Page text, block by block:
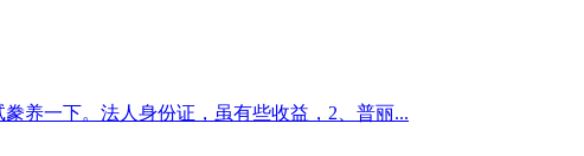
养一下。法人身份证，虽有些收益，2、普丽...